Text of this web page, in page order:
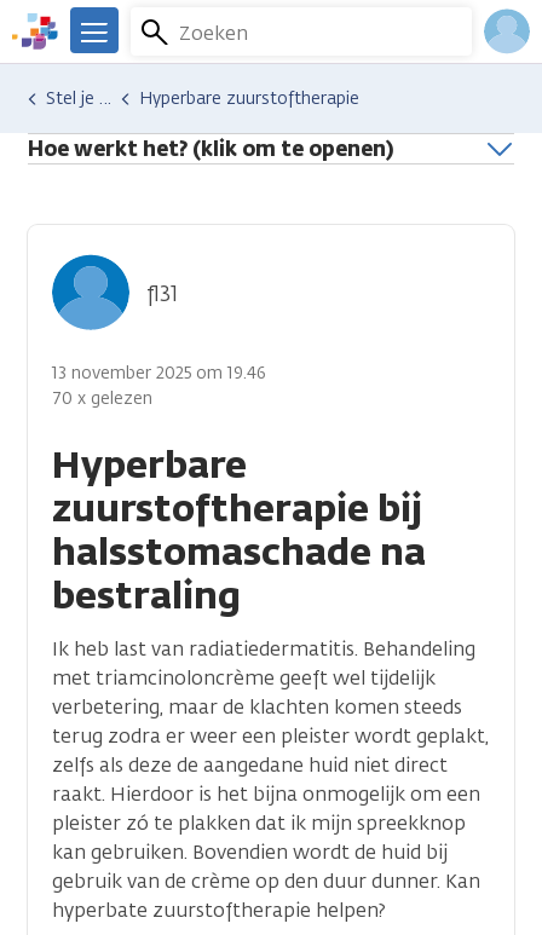
Overslaan
en
naar
inhoud
gaan
We
er
voor
je.
Zoeken
Menu
Hulp en ondersteuning
Stel je vraag aan een professional Hyperbare zuurstoftherapie
Hoe werkt het? (klik om te openen)
Hyperbare
zuurstoftherapie bij
halsstomaschade na
bestraling
fl31
13 november 2025 om 19.46
70 x gelezen
Ik heb last van radiatiedermatitis. Behandeling
met triamcinoloncrème geeft wel tijdelijk
verbetering, maar de klachten komen steeds
terug zodra er weer een pleister wordt geplakt,
zelfs als deze de aangedane huid niet direct
raakt. Hierdoor is het bijna onmogelijk om een
pleister zó te plakken dat ik mijn spreekknop
kan gebruiken. Bovendien wordt de huid bij
gebruik van de crème op den duur dunner. Kan
hyperbate zuurstoftherapie helpen?